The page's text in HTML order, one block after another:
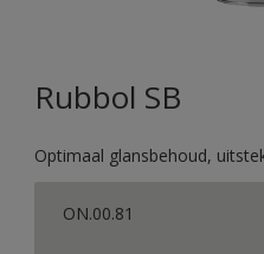
Rubbol SB
Optimaal glansbehoud,
ON.00.81